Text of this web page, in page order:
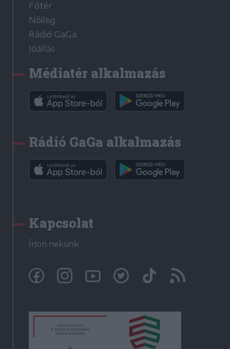
Főtér
Nőileg
Rádió GaGa
Jóállás
Médiatér alkalmazás
Rádió GaGa alkalmazás
Kapcsolat
Írjon nekünk